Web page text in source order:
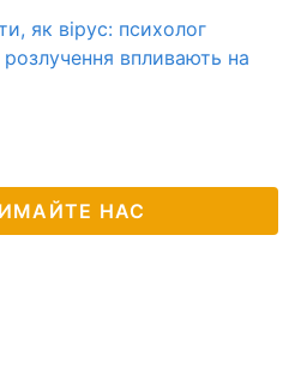
як вірус: психолог
розлучення впливають на
НАС